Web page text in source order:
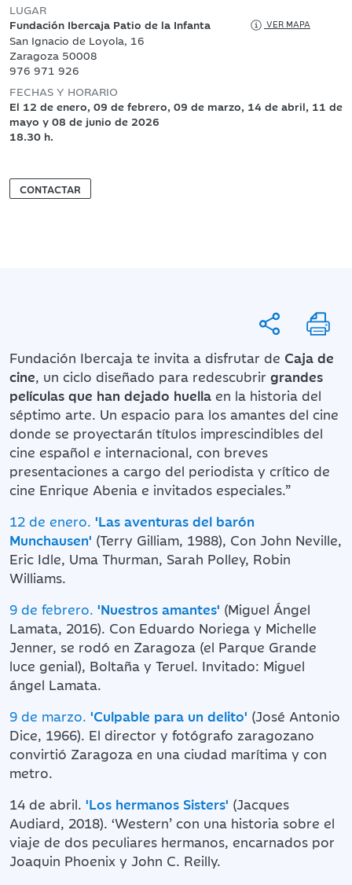
LUGAR
Fundación Ibercaja Patio de la Infanta
VER MAPA
San Ignacio de Loyola, 16
Zaragoza 50008
976 971 926
FECHAS Y HORARIO
El 12 de enero, 09 de febrero, 09 de marzo, 14 de abril, 11 de
mayo y 08 de junio de 2026
18.30 h.
CONTACTAR
Fundación Ibercaja te invita a disfrutar de Caja de
cine, un ciclo diseñado para redescubrir grandes
películas que han dejado huella en la historia del
séptimo arte. Un espacio para los amantes del cine
donde se proyectarán títulos imprescindibles del
cine español e internacional, con breves
presentaciones a cargo del periodista y crítico de
cine Enrique Abenia e invitados especiales.”
12 de enero. 'Las aventuras del barón
Munchausen' (Terry Gilliam, 1988), Con John Neville,
Eric Idle, Uma Thurman, Sarah Polley, Robin
Williams.
9 de febrero. 'Nuestros amantes' (Miguel Ángel
Lamata, 2016). Con Eduardo Noriega y Michelle
Jenner, se rodó en Zaragoza (el Parque Grande
luce genial), Boltaña y Teruel. Invitado: Miguel
ángel Lamata.
9 de marzo. 'Culpable para un delito' (José Antonio
Dice, 1966). El director y fotógrafo zaragozano
convirtió Zaragoza en una ciudad marítima y con
metro.
14 de abril. 'Los hermanos Sisters' (Jacques
Audiard, 2018). ‘Western’ con una historia sobre el
viaje de dos peculiares hermanos, encarnados por
Joaquin Phoenix y John C. Reilly.